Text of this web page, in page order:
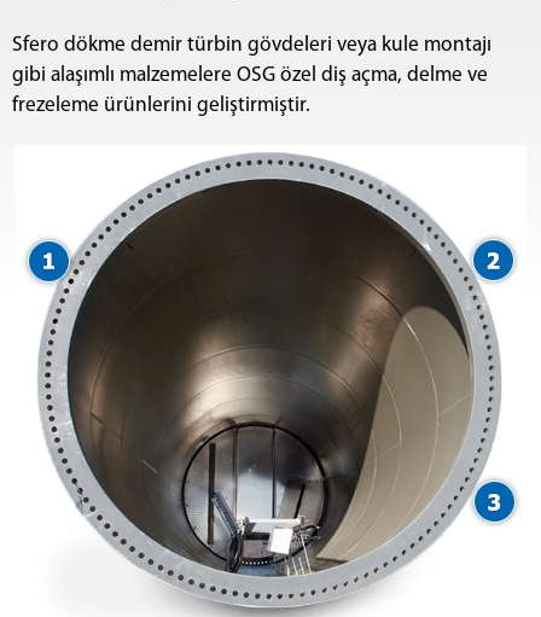
Sfero dökme demir türbin gövdeleri veya kule montajı
gibi alaşımlı malzemelere OSG özel diş açma, delme ve
frezeleme ürünlerini geliştirmiştir.